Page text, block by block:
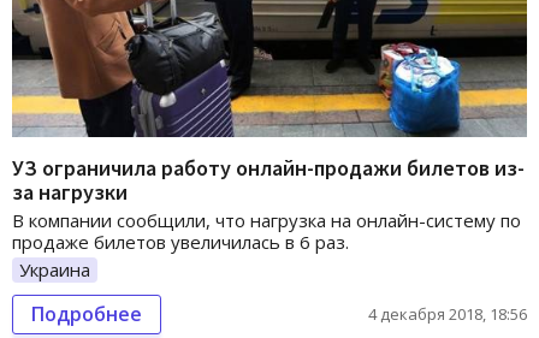
УЗ ограничила работу онлайн-продажи билетов из-
за нагрузки
В компании сообщили, что нагрузка на онлайн-систему по
продаже билетов увеличилась в 6 раз.
Украина
Подробнее 4 декабря 2018, 18:56